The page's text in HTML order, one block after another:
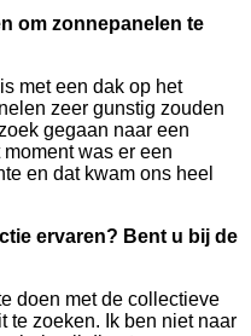
om zonnepanelen te
met een dak op het
zeer gunstig zouden
gegaan naar een
was er een
en dat kwam ons heel
ervaren? Bent u bij de
doen met de collectieve
te zoeken. Ik ben niet naar